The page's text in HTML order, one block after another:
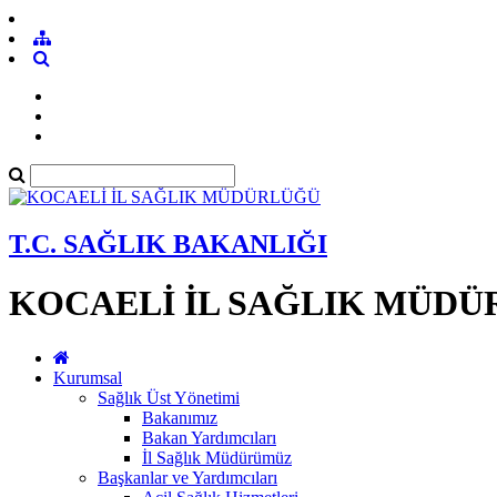
T.C. SAĞLIK BAKANLIĞI
KOCAELİ İL SAĞLIK
Kurumsal
Sağlık Üst Yönetimi
Bakanımız
Bakan Yardımcıları
İl Sağlık Müdürümüz
Başkanlar ve Yardımcıları